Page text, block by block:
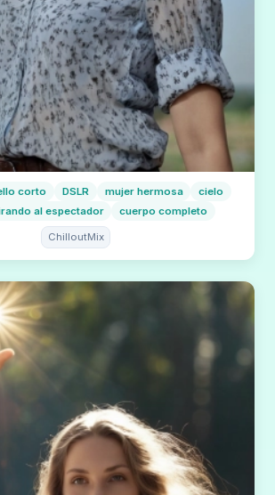
corto DSLR mujer hermosa
cielo
al espectador cuerpo completo
ChilloutMix